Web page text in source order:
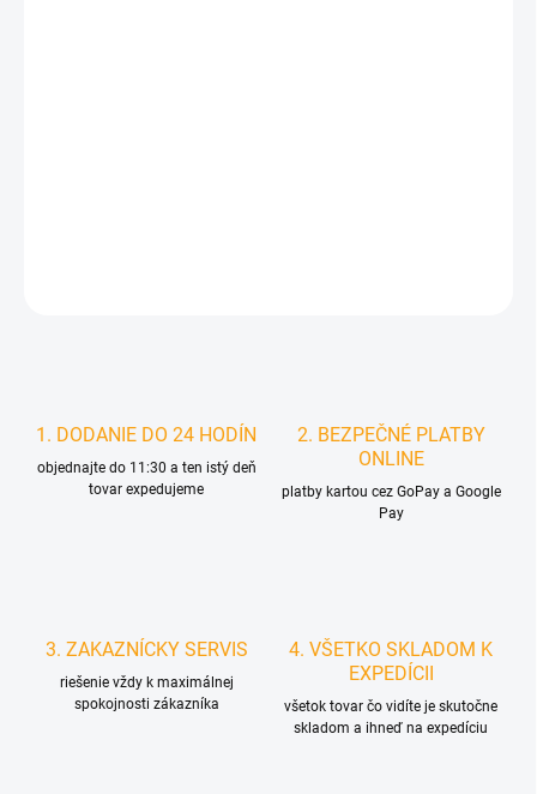
1. DODANIE DO 24 HODÍN
objednajte do 11:30 a ten istý deň
tovar expedujeme
2. BEZPEČNÉ PLATBY
ONLINE
platby kartou cez GoPay a Google
Pay
3. ZAKAZNÍCKY SERVIS
riešenie vždy k maximálnej
spokojnosti zákazníka
4. VŠETKO SKLADOM K
EXPEDÍCII
všetok tovar čo vidíte je skutočne
skladom a ihneď na expedíciu